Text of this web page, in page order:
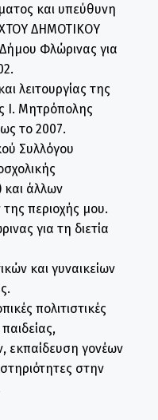
και υπεύθυνη
ΔΗΜΟΤΙΚΟΥ
Φλώρινας για
λειτουργίας της
Μητρόπολης
το 2007.
Συλλόγου
άλλων
της περιοχής μου.
για τη διετία
και γυναικείων
πολιτιστικές
εκπαίδευση γονέων
στην